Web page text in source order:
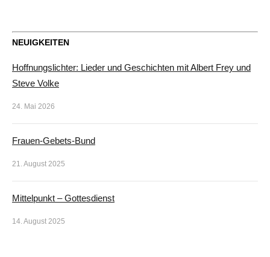
NEUIGKEITEN
Hoffnungslichter: Lieder und Geschichten mit Albert Frey und
Steve Volke
24. Mai 2026
Frauen-Gebets-Bund
21. August 2025
Mittelpunkt – Gottesdienst
14. August 2025